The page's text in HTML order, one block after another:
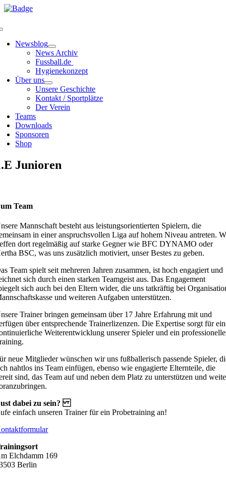
Zum
Newsblog
News Archiv
Fussball.de
Hygienekonzept
Über uns
Unsere Geschichte
Kontakt / Sportplätze
Der Verein
Teams
Downloads
Sponsoren
Shop
Junioren
Team
Mannschaft besteht aus leistungsorientierten Spielern, die
in einer anspruchsvollen Liga auf hohem Niveau antreten.
dort regelmäßig auf starke Gegner wie BFC DYNAMO oder
BSC, was uns zusätzlich motiviert, unser Bestes zu geben.
Team spielt seit mehreren Jahren zusammen, ist hoch engagiert und
sich durch einen starken Teamgeist aus. Das Engagement
sich auch bei den Eltern wider, die uns tatkräftig bei
und weiteren Aufgaben unterstützen.
Trainer bringen gemeinsam über 17 Jahre Erfahrung mit und
über entsprechende Trainerlizenzen. Die Expertise sorgt für
Weiterentwicklung unserer Spieler und ein
neue Mitglieder wünschen wir uns fußballerisch passende Spieler,
nahtlos ins Team einfügen, ebenso wie engagierte Elternteile, die
sind, das Team auf und neben dem Platz zu unterstützen und
dabei zu sein?
einfach unseren Trainer für ein Probetraining an!
Elchdamm 169
Berlin